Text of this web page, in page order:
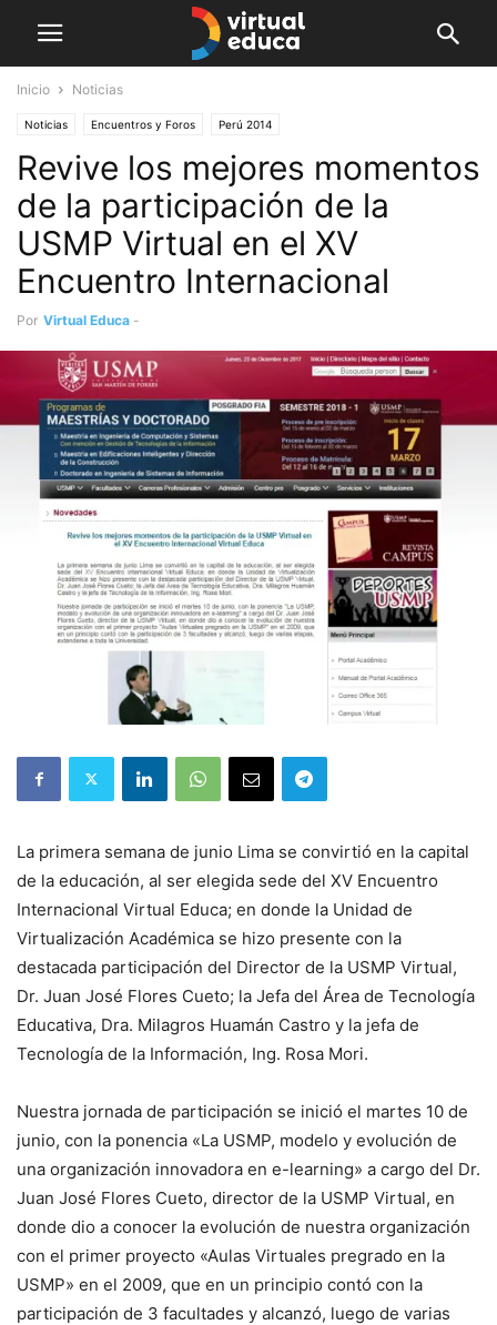
Inicio Noticias
Noticias Encuentros y Foros Perú 2014
Revive los mejores momentos
de la participación de la
USMP Virtual en el XV
Encuentro Internacional
Por Virtual Educa -
La primera semana de junio Lima se convirtió en la capital
de la educación, al ser elegida sede del XV Encuentro
Internacional Virtual Educa; en donde la Unidad de
Virtualización Académica se hizo presente con la
destacada participación del Director de la USMP Virtual,
Dr. Juan José Flores Cueto; la Jefa del Área de Tecnología
Educativa, Dra. Milagros Huamán Castro y la jefa de
Tecnología de la Información, Ing. Rosa Mori.
Nuestra jornada de participación se inició el martes 10 de
junio, con la ponencia «La USMP, modelo y evolución de
una organización innovadora en e-learning» a cargo del Dr.
Juan José Flores Cueto, director de la USMP Virtual, en
donde dio a conocer la evolución de nuestra organización
con el primer proyecto «Aulas Virtuales pregrado en la
USMP» en el 2009, que en un principio contó con la
participación de 3 facultades y alcanzó, luego de varias